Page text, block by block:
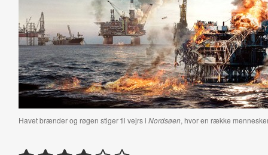
Havet brænder og røgen stiger til vejrs i Nordsøen, hvor en række